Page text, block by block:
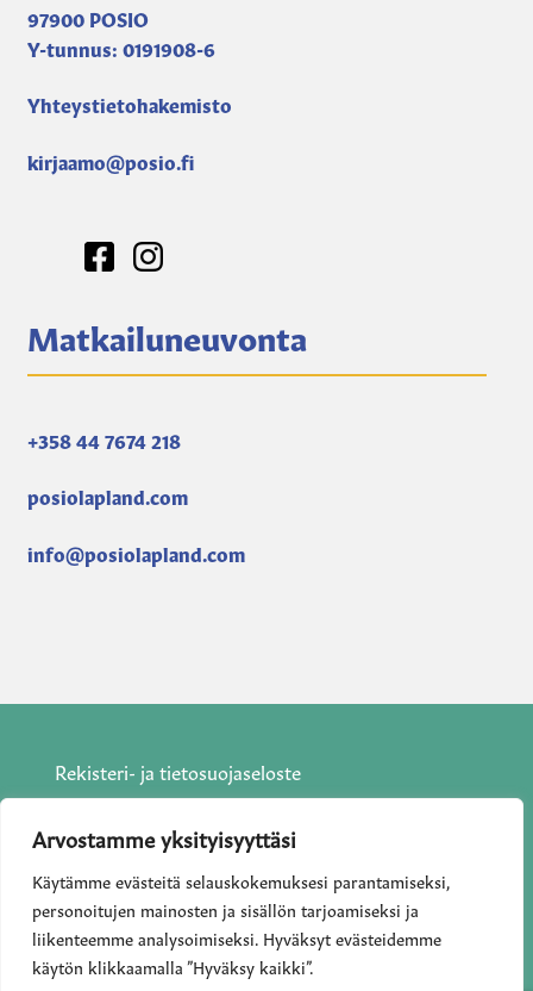
Arvostamme yksityisyyttäsi
Käytämme evästeitä selauskokemuksesi parantamiseksi,
personoitujen mainosten ja sisällön tarjoamiseksi ja
liikenteemme analysoimiseksi. Hyväksyt evästeidemme
käytön klikkaamalla ”Hyväksy kaikki”.
97900 POSIO
Y-tunnus: 0191908-6
Yhteystietohakemisto
kirjaamo@posio.fi
Matkailuneuvonta
+358 44 7674 218
posiolapland.com
info@posiolapland.com
Rekisteri- ja tietosuojaseloste
Saavutettavuusseloste
Sopimus- ja toimitusehdot Maksuehdot
Tietoa maksamisesta